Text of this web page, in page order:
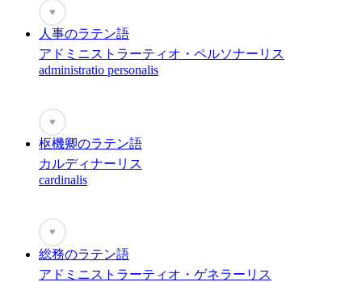
♥
人事のラテン語
アドミニストラーティオ・ペルソナーリス
administratio personalis
♥
枢機卿のラテン語
カルディナーリス
cardinalis
♥
総務のラテン語
アドミニストラーティオ・ゲネラーリス